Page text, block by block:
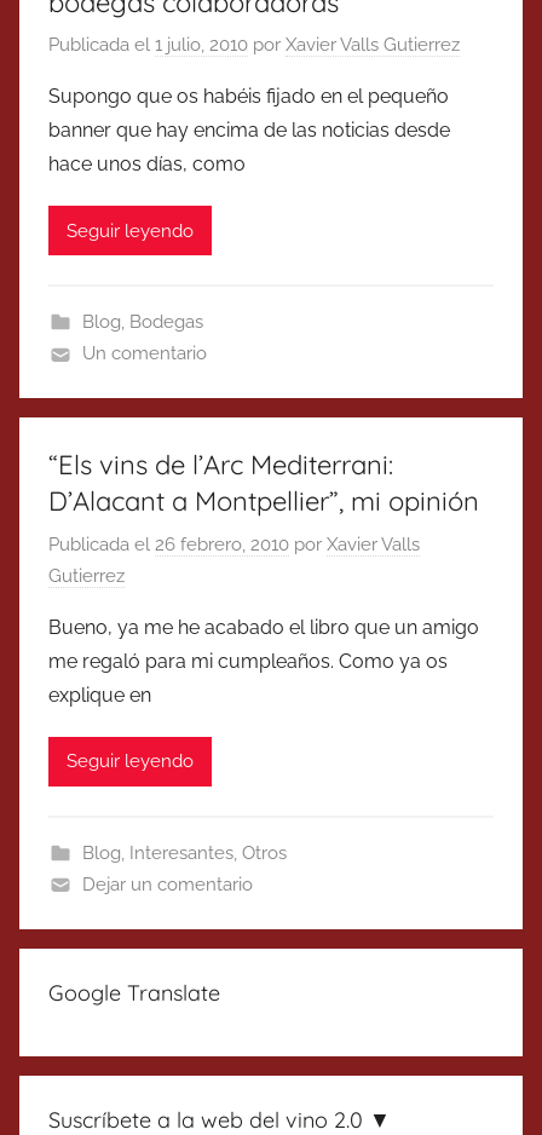
Publicada el 1 julio, 2010 por Xavier Valls Gutierrez
Supongo que os habéis fijado en el pequeño
banner que hay encima de las noticias desde
hace unos días, como
Seguir leyendo
Blog, Bodegas
Un comentario
“Els vins de l’Arc Mediterrani:
D’Alacant a Montpellier”, mi opinión
Publicada el 26 febrero, 2010 por Xavier Valls
Gutierrez
Bueno, ya me he acabado el libro que un amigo
me regaló para mi cumpleaños. Como ya os
explique en
Seguir leyendo
Blog, Interesantes, Otros
Dejar un comentario
Google Translate
Suscríbete a la web del vino 2.0 ▼